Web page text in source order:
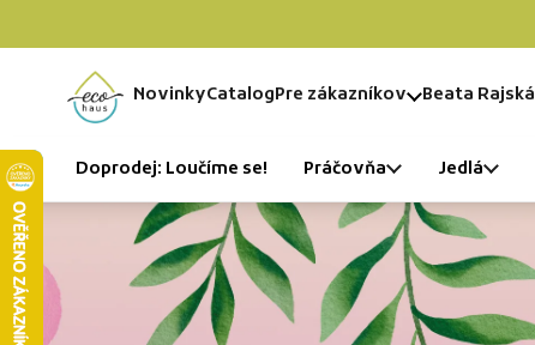
Home
NovinkyCatalogPre zákazníkov Beata Rajská
Doprodej: Loučíme se! Práčovňa Jedlá